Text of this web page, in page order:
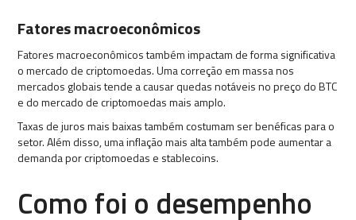
Fatores macroeconômicos
Fatores macroeconômicos também impactam de forma significativa
o mercado de criptomoedas. Uma correção em massa nos
mercados globais tende a causar quedas notáveis no preço do BTC
e do mercado de criptomoedas mais amplo.
Taxas de juros mais baixas também costumam ser benéficas para o
setor. Além disso, uma inflação mais alta também pode aumentar a
demanda por criptomoedas e stablecoins.
Como foi o desempenho